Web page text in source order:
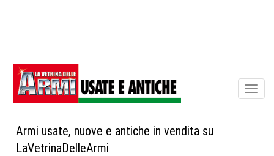
Armi usate, nuove e antiche in vendita su
LaVetrinaDelleArmi